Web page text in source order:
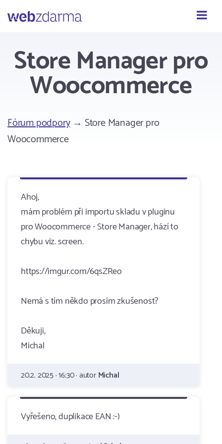
Webzdarma
Store Manager pro
Woocommerce
Fórum podpory→ Store Manager pro
Woocommerce
Ahoj,
mám problém při importu skladu v pluginu
pro Woocommerce - Store Manager, hází to
chybu viz. screen.
https://imgur.com/6qsZReo
Nemá s tím někdo prosím zkušenost?
Děkuji,
Michal
20.2. 2025 · 16:30 · autorMichal
Vyřešeno, duplikace EAN :-)